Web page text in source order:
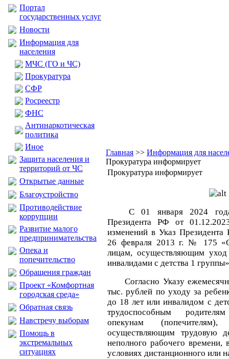
Портал
государственных услуг
Новости
Информация для
населения
МЧС (ГО и ЧС)
Прокуратура
CФР
Росреестр
ФНС
Антинаркотическая
политика
Иное
Защита населения и
территорий от ЧС
Открытые данные
Благоустройство
Противодействие
коррупции
Развитие малого
предпринимательства
Опека и
попечительство
Обращения граждан
Проект «Комфортная
городская среда»
Обратная связь
Навстречу выборам
Помощь в
экстремальных
ситуациях
Главная >> Информация для
Прокуратура информирует
Прокуратура информирует
С 01 января 2024
Президента РФ от
изменений в Указ Президента
26 февраля 2013 г. № 175
лицам, осуществляющим
инвалидами с детства 1
Согласно Указу
тыс. рублей по уходу за
до 18 лет или инвалидом с
трудоспособным
опекунам
осуществляющим трудовую
неполного рабочего времени,
условиях дистанционного или